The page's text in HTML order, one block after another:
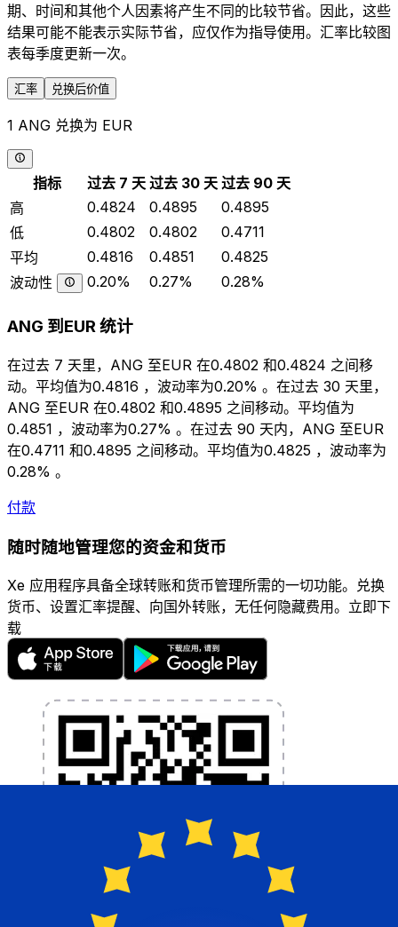
期、时间和其他个人因素将产生不同的比较节省。因此，这些
结果可能不能表示实际节省，应仅作为指导使用。汇率比较图
表每季度更新一次。
汇率 兑换后价值
1 ANG 兑换为 EUR
指标 过去 7 天 过去 30 天 过去 90 天
高
0.4824 0.4895
0.4895
低
0.4802 0.4802
0.4711
平均
0.4816 0.4851
0.4825
波动性
0.20% 0.27% 0.28%
ANG 到EUR 统计
在过去 7 天里，ANG 至EUR 在0.4802 和0.4824 之间移
动。平均值为0.4816 ，波动率为0.20% 。在过去 30 天里，
ANG 至EUR 在0.4802 和0.4895 之间移动。平均值为
0.4851 ，波动率为0.27% 。在过去 90 天内，ANG 至EUR
在0.4711 和0.4895 之间移动。平均值为0.4825 ，波动率为
0.28% 。
付款
随时随地管理您的资金和货币
Xe 应用程序具备全球转账和货币管理所需的一切功能。兑换
货币、设置汇率提醒、向国外转账，无任何隐藏费用。立即下
载